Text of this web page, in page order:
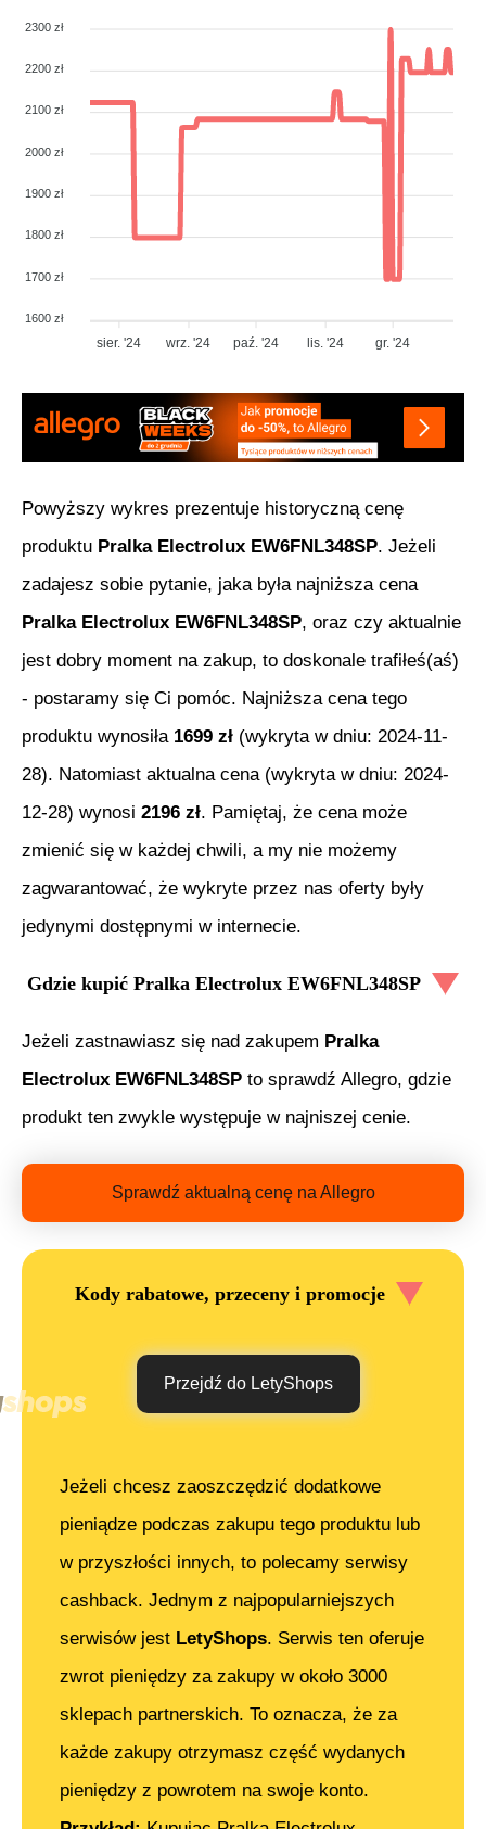
2300 zł
2200 zł
2100 zł
2000 zł
1900 zł
1800 zł
1700 zł
1600 zł
sier. '24 wrz. '24 paź. '24 lis. '24 gr. '24
Powyższy wykres prezentuje historyczną cenę
produktu Pralka Electrolux EW6FNL348SP. Jeżeli
zadajesz sobie pytanie, jaka była najniższa cena
Pralka Electrolux EW6FNL348SP, oraz czy aktualnie
jest dobry moment na zakup, to doskonale trafiłeś(aś)
- postaramy się Ci pomóc. Najniższa cena tego
produktu wynosiła 1699 zł (wykryta w dniu: 2024-11-
28). Natomiast aktualna cena (wykryta w dniu: 2024-
12-28) wynosi 2196 zł. Pamiętaj, że cena może
zmienić się w każdej chwili, a my nie możemy
zagwarantować, że wykryte przez nas oferty były
jedynymi dostępnymi w internecie.
Gdzie kupić Pralka Electrolux EW6FNL348SP
Jeżeli zastnawiasz się nad zakupem Pralka
Electrolux EW6FNL348SP to sprawdź Allegro, gdzie
produkt ten zwykle występuje w najniszej cenie.
Sprawdź aktualną cenę na Allegro
Kody rabatowe, przeceny i promocje
Przejdź do LetyShops
Jeżeli chcesz zaoszczędzić dodatkowe
pieniądze podczas zakupu tego produktu lub
w przyszłości innych, to polecamy serwisy
cashback. Jednym z najpopularniejszych
serwisów jest LetyShops. Serwis ten oferuje
zwrot pieniędzy za zakupy w około 3000
sklepach partnerskich. To oznacza, że za
każde zakupy otrzymasz część wydanych
pieniędzy z powrotem na swoje konto.